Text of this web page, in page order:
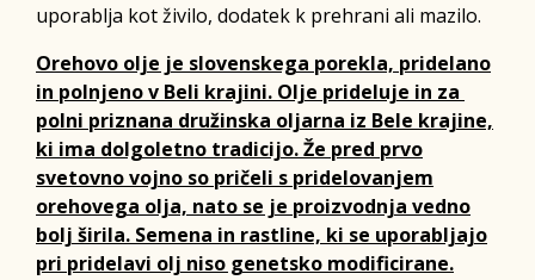
uporablja kot živilo, dodatek k prehrani ali mazilo.
Orehovo olje je slovenskega porekla, pridelano
in polnjeno v Beli krajini. Olje prideluje in za
polni priznana družinska oljarna iz Bele krajine,
ki ima dolgoletno tradicijo. Že pred prvo
svetovno vojno so pričeli s pridelovanjem
orehovega olja, nato se je proizvodnja vedno
bolj širila. Semena in rastline, ki se uporabljajo
pri pridelavi olj niso genetsko modificirane.